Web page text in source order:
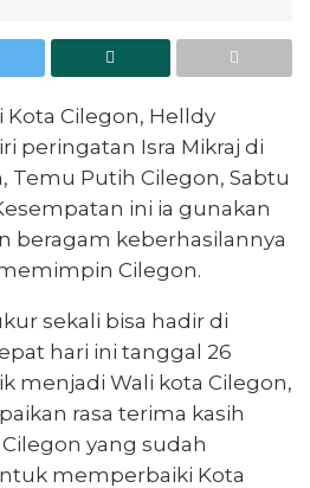
Kota Cilegon, Helldy
peringatan Isra Mikraj di
Temu Putih Cilegon, Sabtu
ini ia gunakan
beragam keberhasilannya
Cilegon.
sekali bisa hadir di
hari ini tanggal 26
menjadi Wali kota Cilegon,
rasa terima kasih
yang sudah
memperbaiki Kota